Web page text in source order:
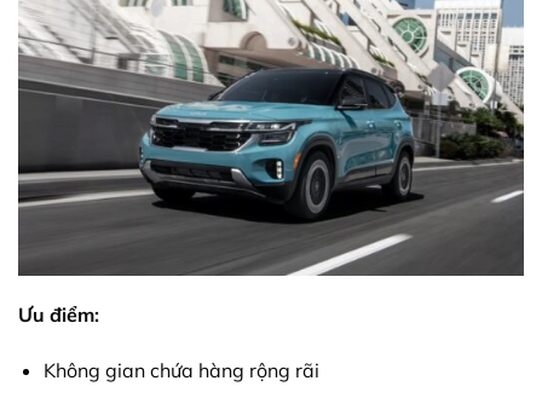
Ưu điểm:
Không gian chứa hàng rộng rãi